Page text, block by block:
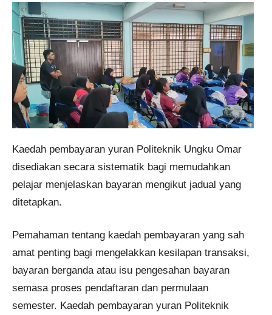
Kaedah pembayaran yuran Politeknik Ungku Omar
disediakan secara sistematik bagi memudahkan
pelajar menjelaskan bayaran mengikut jadual yang
ditetapkan.
Pemahaman tentang kaedah pembayaran yang sah
amat penting bagi mengelakkan kesilapan transaksi,
bayaran berganda atau isu pengesahan bayaran
semasa proses pendaftaran dan permulaan
semester. Kaedah pembayaran yuran Politeknik